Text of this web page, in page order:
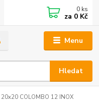
Menu
Hledat
0 ks
za 0 Kč
COLOMBO 12 INOX